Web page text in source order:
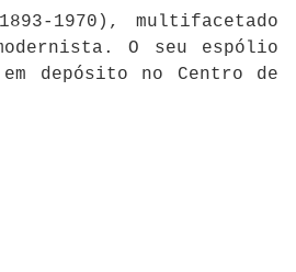
1970), multifacetado
O seu espólio
depósito no Centro de